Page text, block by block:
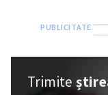
Trimite